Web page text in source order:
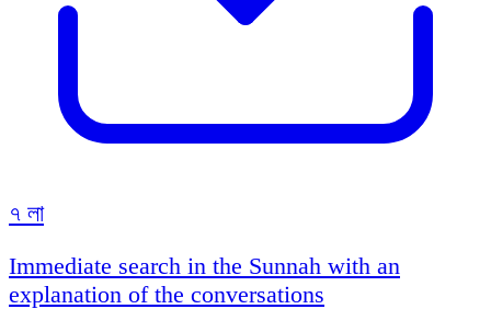
৭ লা
Immediate search in the Sunnah with an
explanation of the conversations